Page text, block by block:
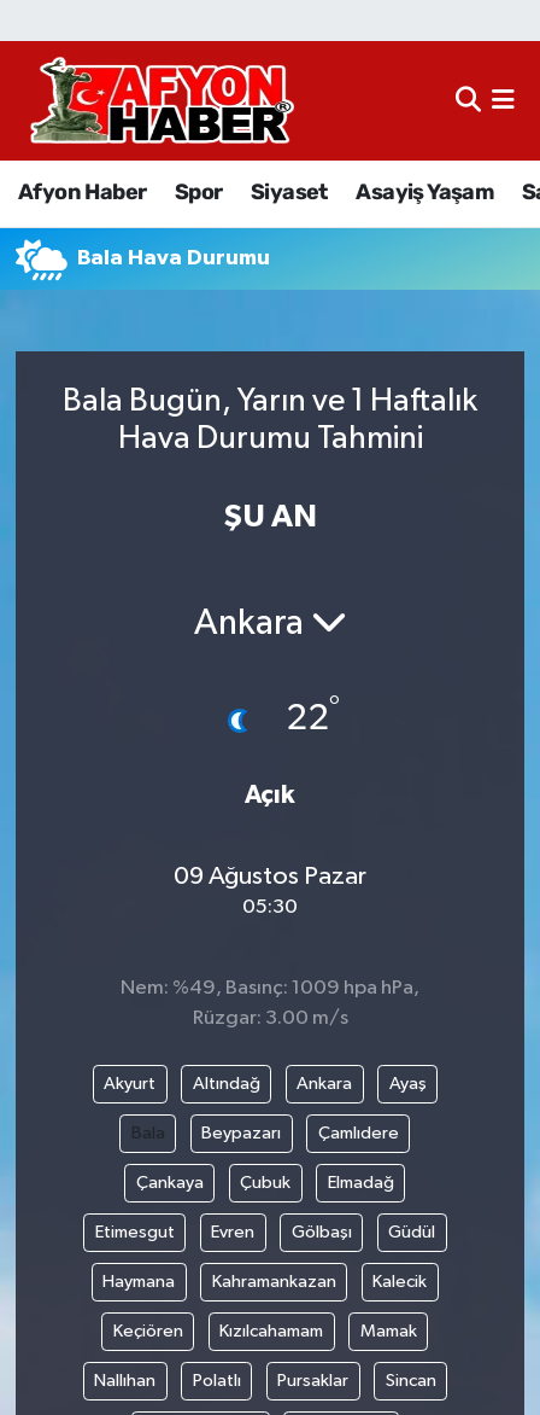
Afyon Haber Spor Siyaset Asayiş Yaşam
Bala Hava Durumu
Bala Bugün, Yarın ve 1 Haftalık
Hava Durumu Tahmini
ŞU AN
Ankara
22°
Açık
09 Ağustos Pazar
05:30
Nem: %49, Basınç: 1009 hpa hPa,
Rüzgar: 3.00 m/s
Akyurt Altındağ Ankara Ayaş
Bala Beypazarı Çamlıdere
Çankaya Çubuk Elmadağ
Etimesgut Evren Gölbaşı Güdül
Haymana Kahramankazan Kalecik
Keçiören Kızılcahamam Mamak
Nallıhan Polatlı Pursaklar Sincan
Afyon Haber
Asayiş Yaşam
Eğitim